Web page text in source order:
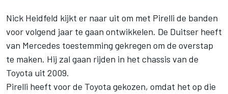
Nick Heidfeld kijkt er naar uit om met Pirelli de banden
voor volgend jaar te gaan ontwikkelen. De Duitser heeft
van Mercedes toestemming gekregen om de overstap
te maken. Hij zal gaan rijden in het chassis van de
Toyota uit 2009.
Pirelli heeft voor de Toyota gekozen, omdat het op die